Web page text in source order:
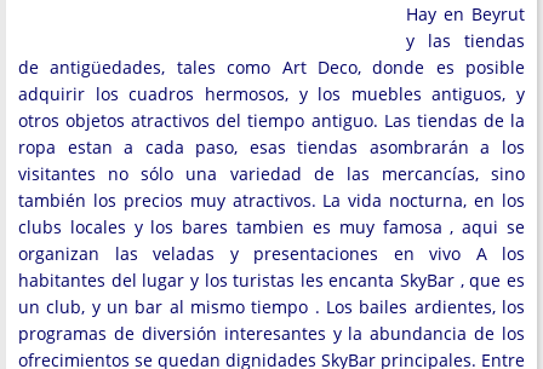
Hay en Beyrut
y las tiendas
de antigüedades, tales como Art Deco, donde es posible
adquirir los cuadros hermosos, y los muebles antiguos, y
otros objetos atractivos del tiempo antiguo. Las tiendas de la
ropa estan a cada paso, esas tiendas asombrarán a los
visitantes no sólo una variedad de las mercancías, sino
también los precios muy atractivos. La vida nocturna, en los
clubs locales y los bares tambien es muy famosa , aqui se
organizan las veladas y presentaciones en vivo A los
habitantes del lugar y los turistas les encanta SkyBar , que es
un club, y un bar al mismo tiempo . Los bailes ardientes, los
programas de diversión interesantes y la abundancia de los
ofrecimientos se quedan dignidades SkyBar principales. Entre